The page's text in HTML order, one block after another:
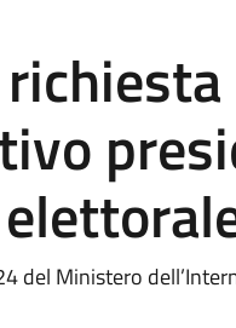
del Ministero